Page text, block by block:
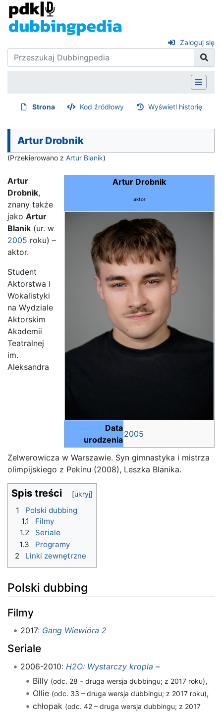
Zaloguj się
Strona Kod źródłowy Wyświetl historię
Artur Drobnik
(Przekierowano z Artur Blanik)
Artur Drobnik
aktor
Data
urodzenia
2005
Artur
Drobnik,
znany także
jako Artur
Blanik (ur. w
2005 roku) –
aktor.
Student
Aktorstwa i
Wokalistyki
na Wydziale
Aktorskim
Akademii
Teatralnej
im.
Aleksandra
Zelwerowicza w Warszawie. Syn gimnastyka i mistrza
olimpijskiego z Pekinu (2008), Leszka Blanika.
Spis treści
1
Polski dubbing
1.1
Filmy
1.2
Seriale
1.3
Programy
2
Linki zewnętrzne
Polski dubbing
Filmy
2017: Gang Wiewióra 2
Seriale
2006-2010: H2O: Wystarczy kropla –
Billy (odc. 28 – druga wersja dubbingu; z 2017 roku),
Ollie (odc. 33 – druga wersja dubbingu; z 2017 roku),
chłopak (odc. 42 – druga wersja dubbingu; z 2017